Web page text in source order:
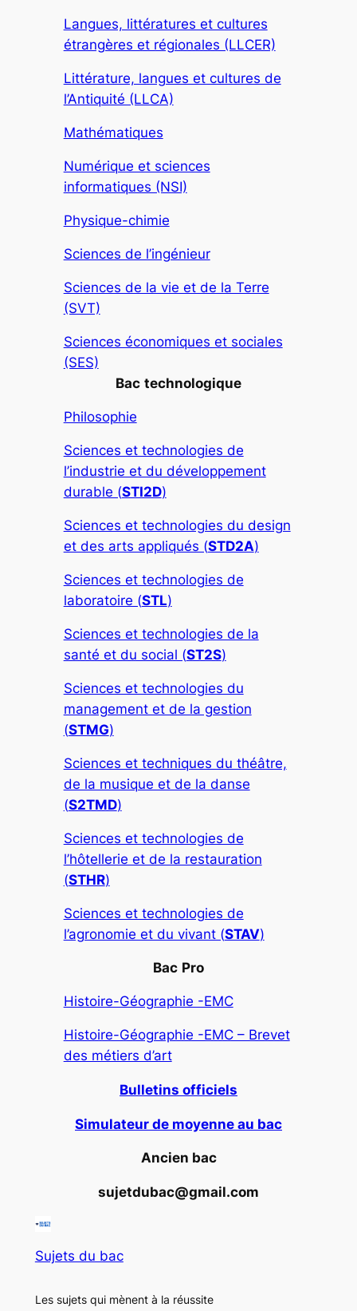
Langues, littératures et cultures
étrangères et régionales (LLCER)
Littérature, langues et cultures de
l’Antiquité (LLCA)
Mathématiques
Numérique et sciences
informatiques (NSI)
Physique-chimie
Sciences de l’ingénieur
Sciences de la vie et de la Terre
(SVT)
Sciences économiques et sociales
(SES)
Bac technologique
Philosophie
Sciences et technologies de
l’industrie et du développement
durable (STI2D)
Sciences et technologies du design
et des arts appliqués (STD2A)
Sciences et technologies de
laboratoire (STL)
Sciences et technologies de la
santé et du social (ST2S)
Sciences et technologies du
management et de la gestion
(STMG)
Sciences et techniques du théâtre,
de la musique et de la danse
(S2TMD)
Sciences et technologies de
l’hôtellerie et de la restauration
(STHR)
Sciences et technologies de
l’agronomie et du vivant (STAV)
Bac Pro
Histoire-Géographie -EMC
Histoire-Géographie -EMC – Brevet
des métiers d’art
Bulletins officiels
Simulateur de moyenne au bac
Ancien bac
sujetdubac@gmail.com
Sujets du bac
Les sujets qui mènent à la réussite